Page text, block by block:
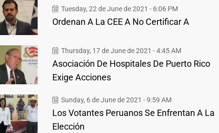
Tuesday, 22 de June de 2021 - 6:06 PM
Ordenan A La CEE A No Certificar A
Thursday, 17 de June de 2021 - 4:45 AM
Asociación De Hospitales De Puerto Rico
Exige Acciones
Sunday, 6 de June de 2021 - 9:59 AM
Los Votantes Peruanos Se Enfrentan A La
Elección